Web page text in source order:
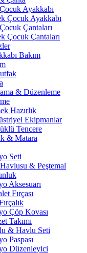
Ayakkabı
Çocuk Ayakkabı
Çantaları
Çocuk Çantaları
Bakım
& Düzenleme
Hazırlık
Ekipmanlar
Tencere
& Matara
Seti
& Peştemal
Aksesuarı
Fırçası
Çöp Kovası
Takımı
& Havlu Seti
Paspası
Düzenleyici